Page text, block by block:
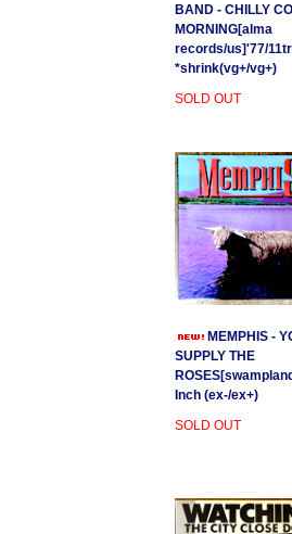
BAND - CHILLY
MORNING[alma
records/us]'77/
*shrink(vg+/vg+)
SOLD OUT
MEMPHIS -
SUPPLY THE
Inch (ex-/ex+)
SOLD OUT